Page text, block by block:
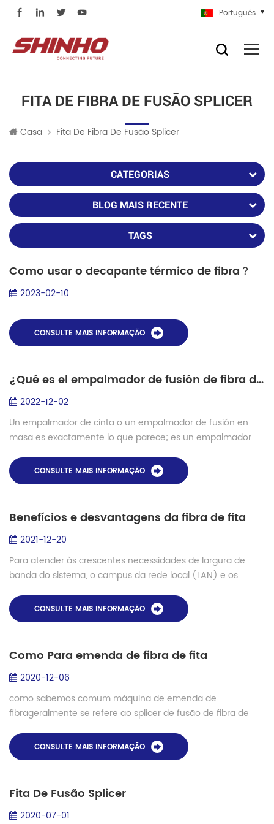
Português
FITA DE FIBRA DE FUSÃO SPLICER
Casa Fita De Fibra De Fusão Splicer
CATEGORIAS
BLOG MAIS RECENTE
TAGS
Como usar o decapante térmico de fibra？
2023-02-10
CONSULTE MAIS INFORMAÇÃO
¿Qué es el empalmador de fusión de fibra de cinta?
2022-12-02
Un empalmador de cinta o un empalmador de fusión en
masa es exactamente lo que parece; es un empalmador
en lugar de empalmar una sola fibra e...
CONSULTE MAIS INFORMAÇÃO
Benefícios e desvantagens da fibra de fita
2021-12-20
Para atender às crescentes necessidades de largura de
banda do sistema, o campus da rede local (LAN) e os
data center, estão migrando para contagens d...
CONSULTE MAIS INFORMAÇÃO
Como Para emenda de fibra de fita
2020-12-06
como sabemos comum máquina de emenda de
fibrageralmente se refere ao splicer de fusão de fibra de
usados ​​para fibra de fita, fibra de grande ...
CONSULTE MAIS INFORMAÇÃO
Fita De Fusão Splicer
2020-07-01